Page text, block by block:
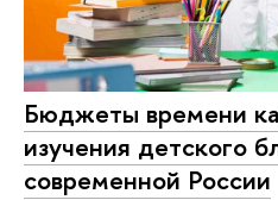
Бюджеты времени
изучения детского
современной России